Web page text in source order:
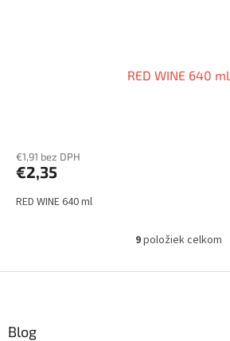
RED WINE 640 ml
€1,91 bez DPH
€2,35
RED WINE 640 ml
O
l
9položiek celkom
Blog